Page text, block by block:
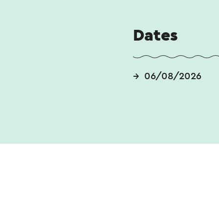
Ouverture des
Début : 21h15
Sous-titré
Dates
06/08/2026